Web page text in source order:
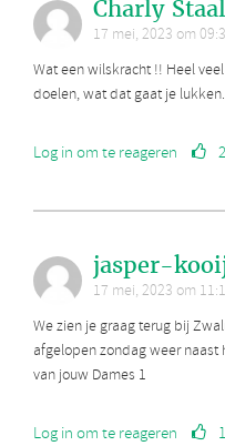
Charly Staal
17 mei, 2023 om
Wat een wilskracht !! Heel
doelen, wat dat gaat je lukken.
Log in om te reageren
jasper-
17 mei, 2023 om
We zien je graag terug bij
afgelopen zondag weer
van jouw Dames 1
Log in om te reageren